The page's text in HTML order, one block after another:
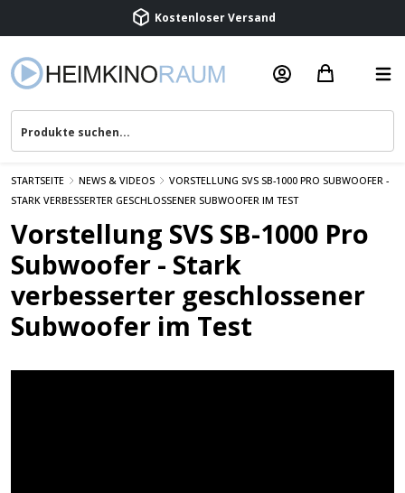
Kostenloser Versand
Beratung & Service
STARTSEITE NEWS & VIDEOS
VORSTELLUNG SVS SB-1000 PRO SUBWOOFER -
STARK VERBESSERTER GESCHLOSSENER SUBWOOFER IM TEST
Vorstellung SVS SB-1000 Pro
Subwoofer - Stark
verbesserter geschlossener
Subwoofer im Test